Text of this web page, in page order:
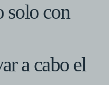
solo con
a cabo el